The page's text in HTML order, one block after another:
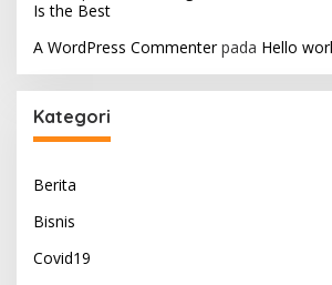
Is the Best
A WordPress Commenterpada Hello
Kategori
Berita
Bisnis
Covid19